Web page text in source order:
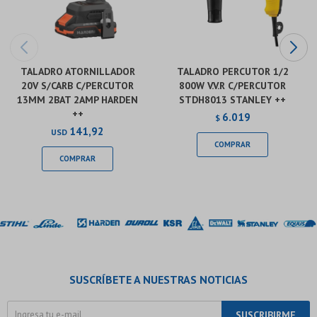
TALADRO ATORNILLADOR
20V S/CARB C/PERCUTOR
13MM 2BAT 2AMP HARDEN
++
USD 141,92
TALADRO PERCUTOR 1/2
800W V.V.R C/PERCUTOR
STDH8013 STANLEY ++
$ 6.019
SUSCRÍBETE A NUESTRAS NOTICIAS